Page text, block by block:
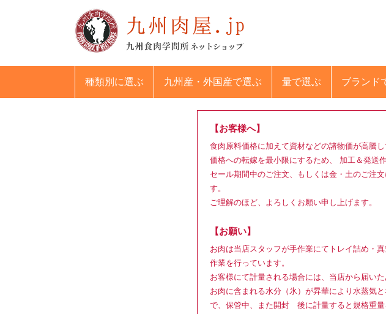
種類別 に選ぶ 九州産・外国産で選ぶ 量で選ぶ ブランド
【お客様へ】
食肉原料価格に加えて資材などの諸物価が高騰し
価格への転嫁を最小限にするため、 加工＆発送
セール期間中のご注文、もしくは金・土のご注
す。
ご理解のほど、よろしくお願い申し上げます。
【お願い】
お肉は当店スタッフが手作業にてトレイ詰め・
作業を行っています。
お客様にて計量される場合には、当店から届い
お肉に含まれる水分（氷）が昇華により水蒸気
で、保管中、また開封 後に計量すると規格重量